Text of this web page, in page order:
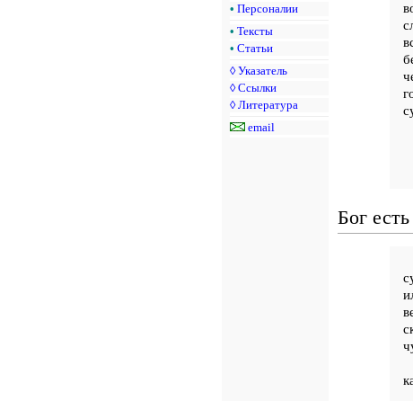
• Персоналии
• Тексты
• Статьи
◊ Указатель
◊ Ссылки
◊ Литература
email
Бог